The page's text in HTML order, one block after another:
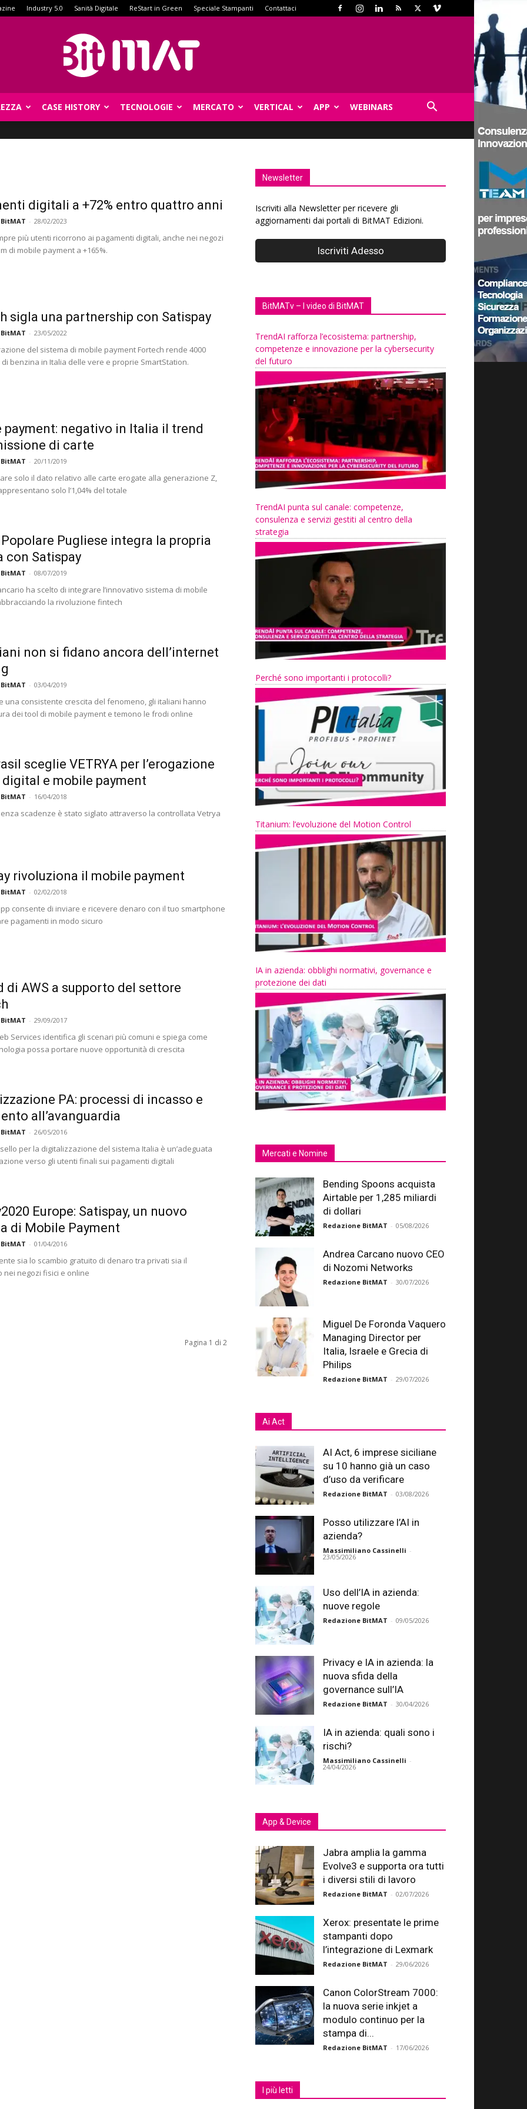
Industry 5.0 Sanità Digitale ReStart in Green Speciale Stampanti Contattaci
CASE HISTORY TECNOLOGIE MERCATO VERTICAL APP WEBINARS
digitali a +72% entro quattro anni
- 28/02/2023
più utenti ricorrono ai pagamenti digitali, anche nei negozi
di mobile payment a +165%.
sigla una partnership con Satispay
- 23/05/2022
del sistema di mobile payment Fortech rende 4000
benzina in Italia delle vere e proprie SmartStation.
payment: negativo in Italia il trend
di carte
- 20/11/2019
solo il dato relativo alle carte erogate alla generazione Z,
solo l’1,04% del totale
Pugliese integra la propria
con Satispay
- 08/07/2019
ha scelto di integrare l’innovativo sistema di mobile
la rivoluzione fintech
non si fidano ancora dell’internet
- 03/04/2019
una consistente crescita del fenomeno, gli italiani hanno
dei tool di mobile payment e temono le frodi online
sceglie VETRYA per l’erogazione
e mobile payment
- 16/04/2018
scadenze è stato siglato attraverso la controllata Vetrya
rivoluziona il mobile payment
- 02/02/2018
consente di inviare e ricevere denaro con il tuo smartphone
pagamenti in modo sicuro
di AWS a supporto del settore
- 29/09/2017
Services identifica gli scenari più comuni e spiega come
possa portare nuove opportunità di crescita
PA: processi di incasso e
all’avanguardia
- 26/05/2016
per la digitalizzazione del sistema Italia è un’adeguata
verso gli utenti finali sui pagamenti digitali
Europe: Satispay, un nuovo
di Mobile Payment
- 01/04/2016
sia lo scambio gratuito di denaro tra privati sia il
nei negozi fisici e online
Pagina 1 di 2
Newsletter
Iscriviti alla Newsletter per ricevere gli
aggiornamenti dai portali di BitMAT Edizioni.
BitMATv – I video di BitMAT
TrendAI rafforza l’ecosistema: partnership,
competenze e innovazione per la cybersecurity
del futuro
TrendAI punta sul canale: competenze,
consulenza e servizi gestiti al centro della
strategia
Perché sono importanti i protocolli?
Titanium: l’evoluzione del Motion Control
IA in azienda: obblighi normativi, governance e
protezione dei dati
Mercati e Nomine
Bending Spoons acquista
Airtable per 1,285 miliardi
di dollari
Redazione BitMAT - 05/08/2026
Andrea Carcano nuovo CEO
di Nozomi Networks
Redazione BitMAT - 30/07/2026
Miguel De Foronda Vaquero
Managing Director per
Italia, Israele e Grecia di
Philips
Redazione BitMAT - 29/07/2026
Ai Act
AI Act, 6 imprese siciliane
su 10 hanno già un caso
d’uso da verificare
Redazione BitMAT - 03/08/2026
Posso utilizzare l’AI in
azienda?
Massimiliano Cassinelli -
23/05/2026
Uso dell’IA in azienda:
nuove regole
Redazione BitMAT - 09/05/2026
Privacy e IA in azienda: la
nuova sfida della
governance sull’IA
Redazione BitMAT - 30/04/2026
IA in azienda: quali sono i
rischi?
Massimiliano Cassinelli -
24/04/2026
App & Device
Jabra amplia la gamma
Evolve3 e supporta ora tutti
i diversi stili di lavoro
Redazione BitMAT - 02/07/2026
Xerox: presentate le prime
stampanti dopo
l’integrazione di Lexmark
Redazione BitMAT - 29/06/2026
Canon ColorStream 7000:
la nuova serie inkjet a
modulo continuo per la
stampa di...
Redazione BitMAT - 17/06/2026
I più letti